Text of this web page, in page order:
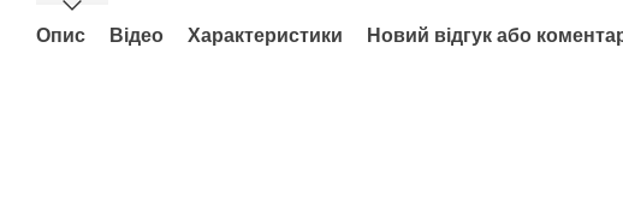
Опис Відео Характеристики Новий відгук або